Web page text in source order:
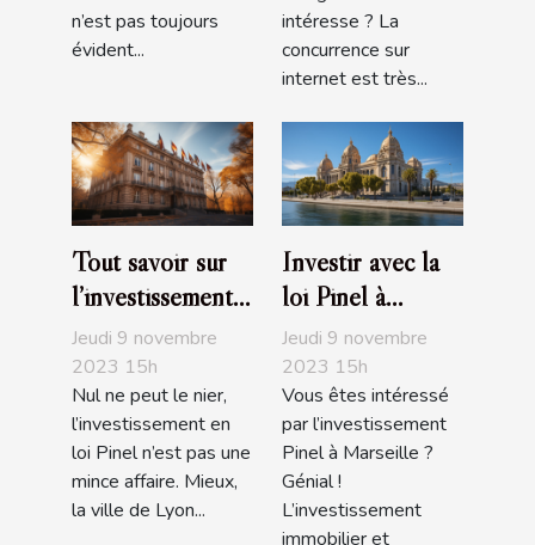
n’est pas toujours
évident...
intéresse ? La
concurrence sur
internet est très...
Tout savoir sur
l’investissement
en loi Pinel à
Lyon
Jeudi 9 novembre
2023 15h
Nul ne peut le nier,
l’investissement en
loi Pinel n’est pas une
mince affaire. Mieux,
la ville de Lyon...
Investir avec la
loi Pinel à
Marseille :
comment s’y
prendre ?
Jeudi 9 novembre
2023 15h
Vous êtes intéressé
par l’investissement
Pinel à Marseille ?
Génial !
L’investissement
immobilier et